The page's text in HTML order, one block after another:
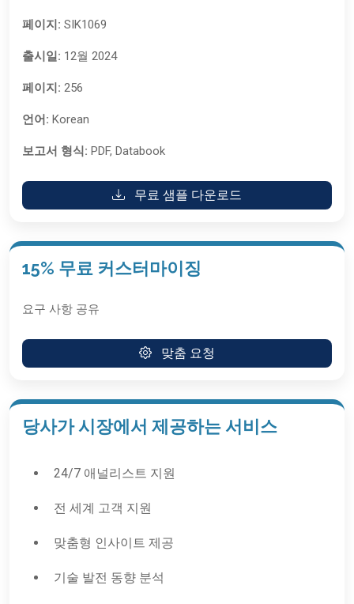
페이지: SIK1069
출시일: 12월 2024
페이지: 256
언어: Korean
보고서 형식: PDF, Databook
무료 샘플 다운로드
15% 무료 커스터마이징
요구 사항 공유
맞춤 요청
당사가 시장에서 제공하는 서비스
24/7 애널리스트 지원
전 세계 고객 지원
맞춤형 인사이트 제공
기술 발전 동향 분석